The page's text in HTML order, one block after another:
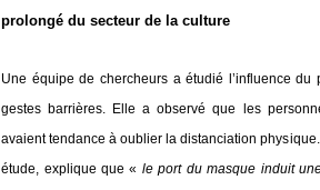
prolongé du secteur de la culture
Une équipe de chercheurs a étudié l’influence
gestes barrières. Elle a observé que les
avaient tendance à oublier la distanciation
étude, explique que « le port du masque induit